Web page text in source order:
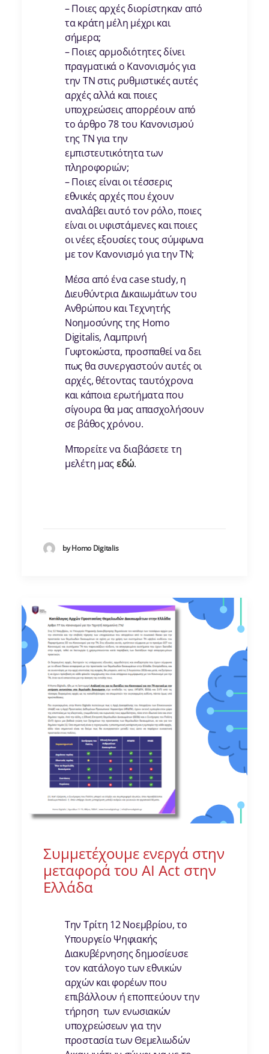
– Ποιες αρχές διορίστηκαν από
τα κράτη μέλη μέχρι και
σήμερα;
– Ποιες αρμοδιότητες δίνει
πραγματικά ο Κανονισμός για
την ΤΝ στις ρυθμιστικές αυτές
αρχές αλλά και ποιες
υποχρεώσεις απορρέουν από
το άρθρο 78 του Κανονισμού
της ΤΝ για την
εμπιστευτικότητα των
πληροφοριών;
– Ποιες είναι οι τέσσερις
εθνικές αρχές που έχουν
αναλάβει αυτό τον ρόλο, ποιες
είναι οι υφιστάμενες και ποιες
οι νέες εξουσίες τους σύμφωνα
με τον Κανονισμό για την ΤΝ;
Μέσα από ένα case study, η
Διευθύντρια Δικαιωμάτων του
Ανθρώπου και Τεχνητής
Νοημοσύνης της Homo
Digitalis, Λαμπρινή
Γυφτοκώστα, προσπαθεί να δει
πως θα συνεργαστούν αυτές οι
αρχές, θέτοντας ταυτόχρονα
και κάποια ερωτήματα που
σίγουρα θα μας απασχολήσουν
σε βάθος χρόνου.
Μπορείτε να διαβάσετε τη
μελέτη μαςεδώ.
by Homo Digitalis
Συμμετέχουμε ενεργά στην
μεταφορά του AI Act στην
Ελλάδα
Την Τρίτη 12 Νοεμβρίου, το
Υπουργείο Ψηφιακής
Διακυβέρνησης δημοσίευσε
τον κατάλογο των εθνικών
αρχών και φορέων που
επιβάλλουν ή εποπτεύουν την
τήρηση των ενωσιακών
υποχρεώσεων για την
προστασία των Θεμελιωδών